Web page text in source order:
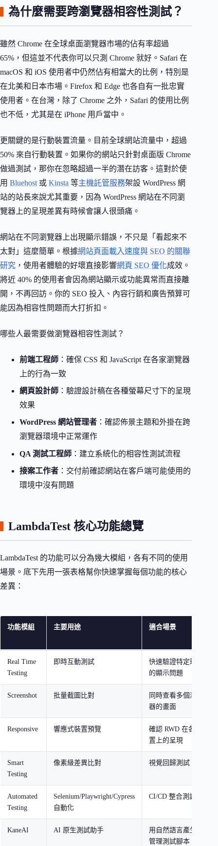
為什麼需要跨瀏覽器相容性測試？
雖然 Chrome 在全球桌面瀏覽器市場的佔有率超過
65%，但這並不代表你可以只測 Chrome 就好。Safari 在
macOS 和 iOS 使用者中仍然佔有相當大的比例，特別是
在北美和日本市場。Firefox 和 Edge 也各自有一批忠實
使用者。在台灣，除了 Chrome 之外，Safari 的使用比例
也不低，尤其是在 iPhone 用戶當中。
更關鍵的是行動裝置流量。目前全球網站流量中，超過
50% 來自行動裝置。如果你的網站只針對桌面版 Chrome
做過測試，那你在忽略超過一半的潛在訪客。這對於使
用 Bluehost 或 Kinsta 等主機託管服務架設 WordPress 網
站的站長來說尤其重要，因為 WordPress 網站在不同瀏
覽器上的呈現差異有時候會讓人很頭痛。
網站在不同瀏覽器上出現顯示錯誤，不只是「看起來不
太對」這麼簡單。根據網站頁面載入速度與 SEO 的關聯
研究 ，使用者體驗的好壞直接影響網頁 SEO 優化成效。
將近 40% 的使用者會因為網站顯示或功能異常而直接離
開，不再回訪。你的 SEO 投入、內容行銷和廣告預算可
能因為相容性問題而大打折扣。
哪些人最需要做瀏覽器相容性測試？
前端工程師 ：確保 CSS 和 JavaScript 在各家瀏覽器
上的行為一致
網頁設計師 ：驗證設計稿在各種螢幕尺寸下的呈現
效果
WordPress 網站管理者 ：確認佈景主題和外掛在跨
瀏覽器環境中正常運作
QA 測試工程師 ：建立系統化的相容性測試流程
接案工作者 ：交付前確認網站在客戶端可能使用的
環境中沒有問題
LambdaTest 核心功能總覽
LambdaTest 的功能可以分為幾大模組，各有不同的使用
場景。底下先用一張表格幫你快速掌握每個功能的核心
差異：
功能模組 主要用途 適合場景
Real Time
Testing
即時互動測試
快速驗證特定環境
的顯示問題
Screenshot 批量截圖比對
同時查看多個瀏覽
器的畫面
Responsive 響應式裝置預覽
確認 RWD 在各裝
置上的呈現
Smart
Testing
像素級差異比對 視覺回歸測試
Automated
Testing
Selenium/Playwright/Cypress
自動化
CI/CD 整合測試
KaneAI AI 原生測試助手
用自然語言產生和
管理測試腳本